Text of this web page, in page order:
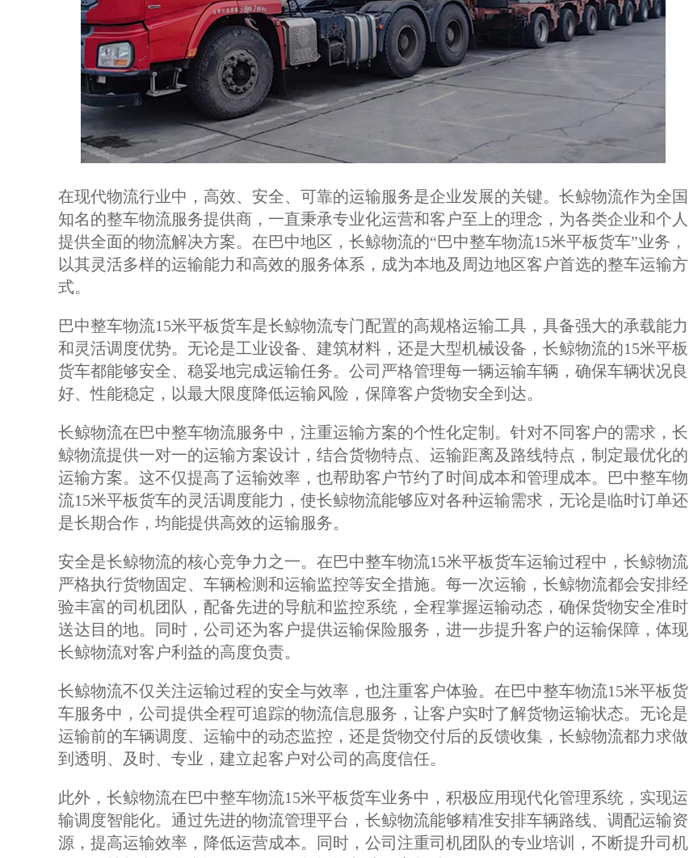
在现代物流行业中，高效、安全、可靠的运输服务是企业发展的关键。长鲸物流作为全国
知名的整车物流服务提供商，一直秉承专业化运营和客户至上的理念，为各类企业和个人
提供全面的物流解决方案。在巴中地区，长鲸物流的“巴中整车物流15米平板货车”业务，
以其灵活多样的运输能力和高效的服务体系，成为本地及周边地区客户首选的整车运输方
式。
巴中整车物流15米平板货车是长鲸物流专门配置的高规格运输工具，具备强大的承载能力
和灵活调度优势。无论是工业设备、建筑材料，还是大型机械设备，长鲸物流的15米平板
货车都能够安全、稳妥地完成运输任务。公司严格管理每一辆运输车辆，确保车辆状况良
好、性能稳定，以最大限度降低运输风险，保障客户货物安全到达。
长鲸物流在巴中整车物流服务中，注重运输方案的个性化定制。针对不同客户的需求，长
鲸物流提供一对一的运输方案设计，结合货物特点、运输距离及路线特点，制定最优化的
运输方案。这不仅提高了运输效率，也帮助客户节约了时间成本和管理成本。巴中整车物
流15米平板货车的灵活调度能力，使长鲸物流能够应对各种运输需求，无论是临时订单还
是长期合作，均能提供高效的运输服务。
安全是长鲸物流的核心竞争力之一。在巴中整车物流15米平板货车运输过程中，长鲸物流
严格执行货物固定、车辆检测和运输监控等安全措施。每一次运输，长鲸物流都会安排经
验丰富的司机团队，配备先进的导航和监控系统，全程掌握运输动态，确保货物安全准时
送达目的地。同时，公司还为客户提供运输保险服务，进一步提升客户的运输保障，体现
长鲸物流对客户利益的高度负责。
长鲸物流不仅关注运输过程的安全与效率，也注重客户体验。在巴中整车物流15米平板货
车服务中，公司提供全程可追踪的物流信息服务，让客户实时了解货物运输状态。无论是
运输前的车辆调度、运输中的动态监控，还是货物交付后的反馈收集，长鲸物流都力求做
到透明、及时、专业，建立起客户对公司的高度信任。
此外，长鲸物流在巴中整车物流15米平板货车业务中，积极应用现代化管理系统，实现运
输调度智能化。通过先进的物流管理平台，长鲸物流能够精准安排车辆路线、调配运输资
源，提高运输效率，降低运营成本。同时，公司注重司机团队的专业培训，不断提升司机